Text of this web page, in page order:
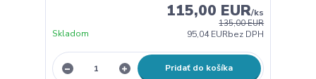
135,00 EUR
115,00 EUR/ks
95,04 EURbez DPH
Skladom
Pridať do košíka